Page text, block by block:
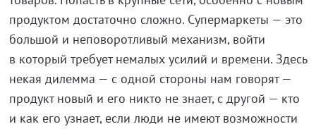
продуктом достаточно сложно. Супермаркеты — это
большой и неповоротливый механизм, войти
в который требует немалых усилий и времени. Здесь
некая дилемма — с одной стороны нам говорят —
продукт новый и его никто не знает, с другой — кто
и как его узнает, если люди не имеют возможности